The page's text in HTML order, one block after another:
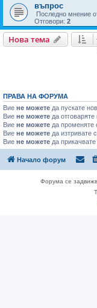
въпрос
Последно мнение
Отговори: 2
Нова тема
ПРАВА НА ФОРУМА
Вие не можете да пускате
Вие не можете да
Вие не можете да променяте
Вие не можете да изтривате
Вие не можете да
Начало форум
Форума се